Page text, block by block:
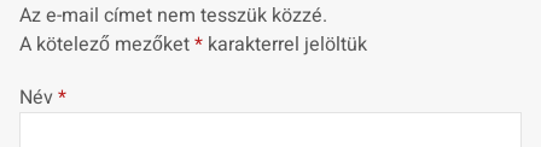
Az e-mail címet nem tesszük közzé.
A kötelező mezőket* karakterrel jelöltük
Név*